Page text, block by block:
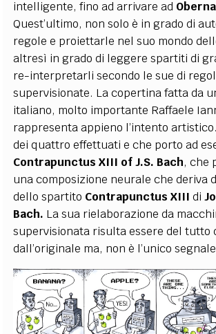
intelligente, fino ad arrivare ad
Quest’ultimo, non solo è in grado di
regole e proiettarle nel suo mondo
altresì in grado di leggere spartiti di
re-interpretarli secondo le sue di
supervisionate. La copertina fatta da
italiano, molto importante Raffaele
rappresenta appieno l’intento
dei quattro effettuati e che porto ad
Contrapunctus XIII of J.S. Bach, che
una composizione neurale che deriva
dello spartito Contrapunctus XIIIdi
Bach. La sua rielaborazione da
supervisionata risulta essere del tutto
dall’originale ma, non è l’unico